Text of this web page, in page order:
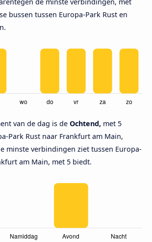
bussen tussen Europa-Park Rust en
van de dag is de Ochtend, met 5
Park Rust naar Frankfurt am Main,
minste verbindingen ziet tussen Europa-
am Main, met 5 biedt.